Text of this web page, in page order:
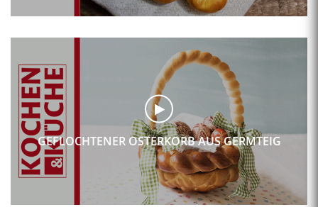
GEFLOCHTENER OSTERKORB AUS GERMTEIG